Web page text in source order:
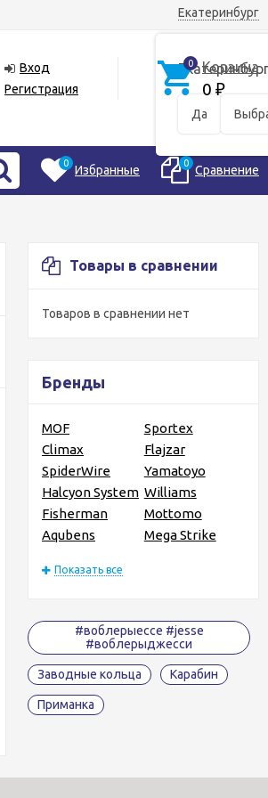
Екатеринбург
Да
Вход
Регистрация
0 Корзина
0 ₽
0 Избранные 0 Сравнение
Товары в сравнении
Товаров в сравнении нет
Бренды
MOF
Sportex
Climax
Flajzar
SpiderWire
Yamatoyo
Halcyon System Williams
Fisherman
Mottomo
Aqubens
Mega Strike
Показать все
#воблерыессе #jesse
#воблерыджесси
Заводные кольца Карабин
Приманка